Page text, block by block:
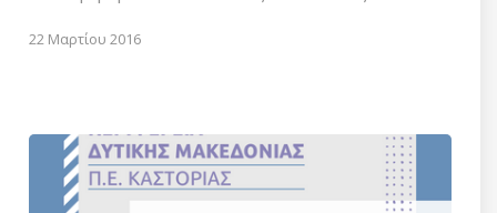
3-
22 Μαρτίου 2016